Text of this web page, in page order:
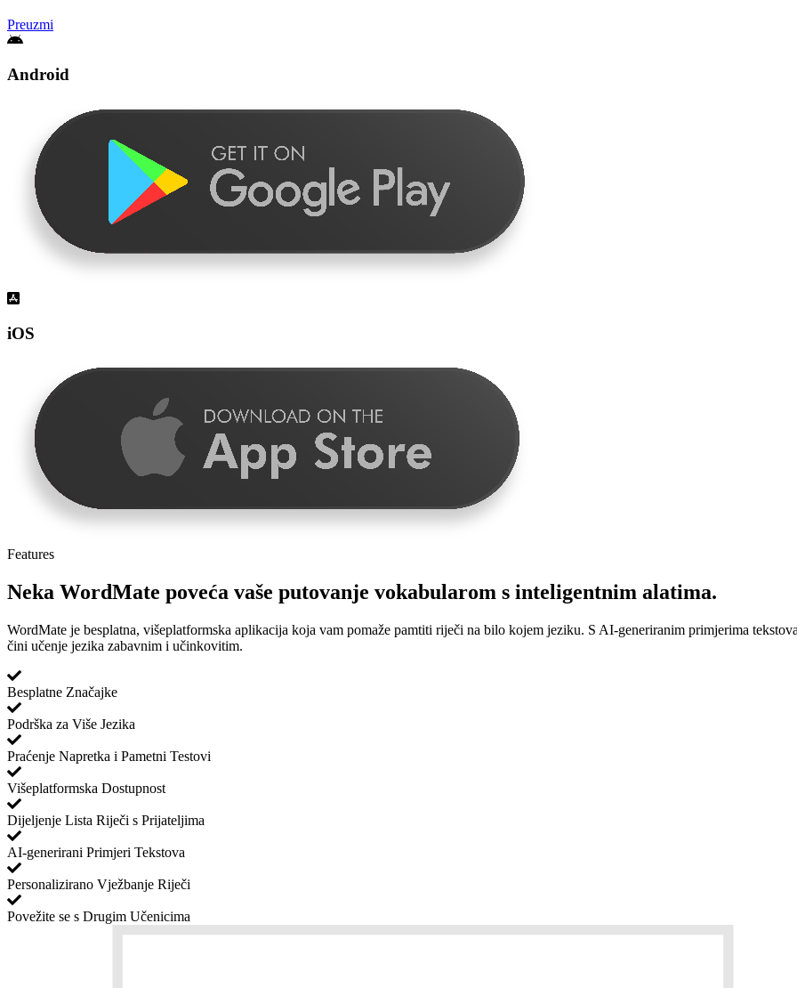
Preuzmi
Android
iOS
Features
Neka WordMate poveća vaše putovanje vokabularom s inteligentnim alatima.
WordMate je besplatna, višeplatformska aplikacija koja vam pomaže pamtiti riječi na bilo kojem jeziku. S AI-generiranim primjerima
čini učenje jezika zabavnim i učinkovitim.
Besplatne Značajke
Podrška za Više Jezika
Praćenje Napretka i Pametni Testovi
Višeplatformska Dostupnost
Dijeljenje Lista Riječi s Prijateljima
AI-generirani Primjeri Tekstova
Personalizirano Vježbanje Riječi
Povežite se s Drugim Učenicima